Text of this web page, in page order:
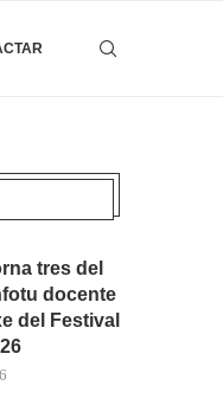
tres del
docente
del Festival